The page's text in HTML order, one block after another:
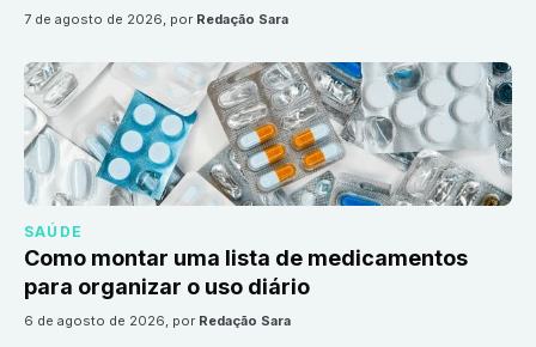
7 de agosto de 2026, por Redação Sara
SAÚDE
Como montar uma lista de medicamentos
para organizar o uso diário
6 de agosto de 2026, por Redação Sara